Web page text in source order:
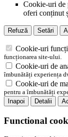
Cookie-uri de
oferi conținut
Refuză Setări
Cookie-uri
funcționarea site-ului.
Cookie-uri de
îmbunătăți experiența
Cookie-uri de
pentru a îmbunătăți
Inapoi
Detalii
Functional